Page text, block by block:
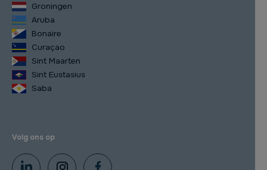
Groningen
Aruba
Bonaire
Curaçao
Sint Maarten
Sint Eustasius
Saba
Volg ons op